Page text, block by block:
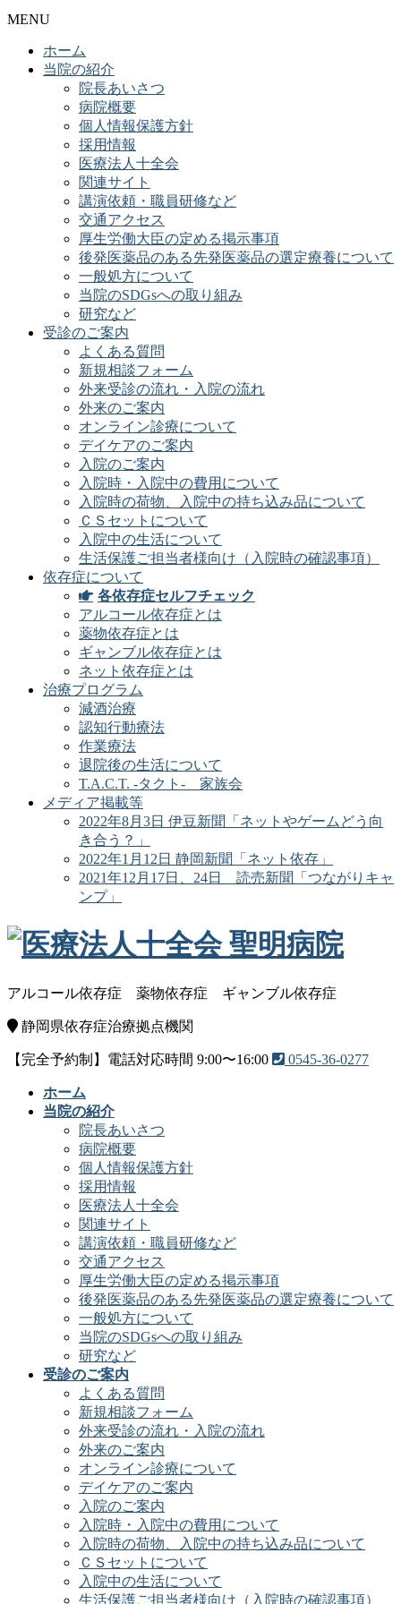
MENU
ホーム
当院の紹介
院長あいさつ
病院概要
個人情報保護方針
採用情報
医療法人十全会
関連サイト
講演依頼・職員研修など
交通アクセス
厚生労働大臣の定める掲示事項
後発医薬品のある先発医薬品の選定療養について
一般処方について
当院のSDGsへの取り組み
研究など
受診のご案内
よくある質問
新規相談フォーム
外来受診の流れ・入院の流れ
外来のご案内
オンライン診療について
デイケアのご案内
入院のご案内
入院時・入院中の費用について
入院時の荷物、入院中の持ち込み品について
ＣＳセットについて
入院中の生活について
生活保護ご担当者様向け（入院時の確認事項）
依存症について
各依存症セルフチェック
アルコール依存症とは
薬物依存症とは
ギャンブル依存症とは
ネット依存症とは
治療プログラム
減酒治療
認知行動療法
作業療法
退院後の生活について
T.A.C.T. -タクト- 家族会
メディア掲載等
2022年8月3日 伊豆新聞「ネットやゲームどう向
き合う？」
2022年1月12日 静岡新聞「ネット依存」
2021年12月17日、24日 読売新聞「つながりキャ
ンプ」
アルコール依存症 薬物依存症 ギャンブル依存症
静岡県依存症治療拠点機関
【完全予約制】電話対応時間 9:00〜16:00 0545-36-0277
ホーム
当院の紹介
院長あいさつ
病院概要
個人情報保護方針
採用情報
医療法人十全会
関連サイト
講演依頼・職員研修など
交通アクセス
厚生労働大臣の定める掲示事項
後発医薬品のある先発医薬品の選定療養について
一般処方について
当院のSDGsへの取り組み
研究など
受診のご案内
よくある質問
新規相談フォーム
外来受診の流れ・入院の流れ
外来のご案内
オンライン診療について
デイケアのご案内
入院のご案内
入院時・入院中の費用について
入院時の荷物、入院中の持ち込み品について
ＣＳセットについて
入院中の生活について
生活保護ご担当者様向け（入院時の確認事項）